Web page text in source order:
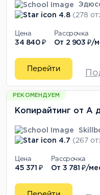
4.8 (278
Цена
34 840 ₽
Рассрочка
От 2 903 ₽/
Перейти
РЕКОМЕНДУЕМ
Копирайтинг от А
4.7 (267
Цена
45 371 ₽
Рассрочка
От 3 781 ₽/